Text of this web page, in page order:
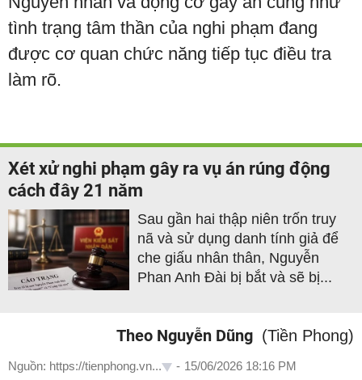
tình trạng tâm thần của nghi phạm đang
được cơ quan chức năng tiếp tục điều tra
làm rõ.
Xét xử nghi phạm gây ra vụ án rúng động
cách đây 21 năm
Sau gần hai thập niên trốn truy
nã và sử dụng danh tính giả để
che giấu nhân thân, Nguyễn
Phan Anh Đài bị bắt và sẽ bị...
Theo Nguyễn Dũng (Tiền Phong)
Nguồn: https://tienphong.vn... - 15/06/2026 18:16 PM